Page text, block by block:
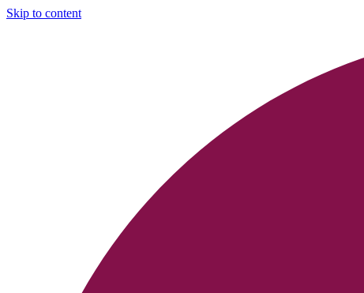
Skip to content